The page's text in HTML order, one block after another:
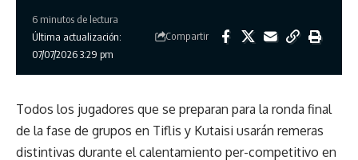
Última actualización:
07/07/2026 3:29 pm
6 minutos de lectura
Compartir
Todos los jugadores que se preparan para la ronda final
de la fase de grupos en Tiflis y Kutaisi usarán remeras
distintivas durante el calentamiento per-competitivo en